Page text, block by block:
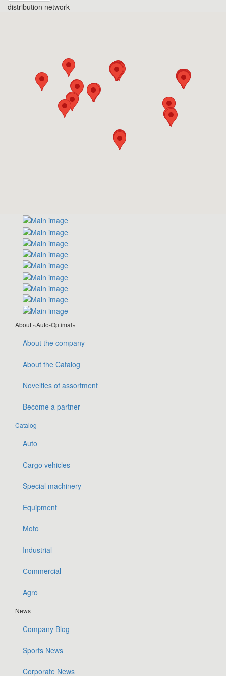
distribution network
About «Auto-Optimal»
About the company
About the Catalog
Novelties of assortment
Become a partner
Catalog
Auto
Cargo vehicles
Special machinery
Equipment
Moto
Industrial
Сommercial
Agro
News
Company Blog
Sports News
Corporate News